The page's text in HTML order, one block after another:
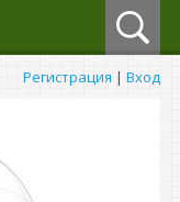
Регистрация | Вход